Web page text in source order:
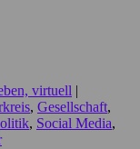
virtuell |
, Gesellschaft,
, Social Media,